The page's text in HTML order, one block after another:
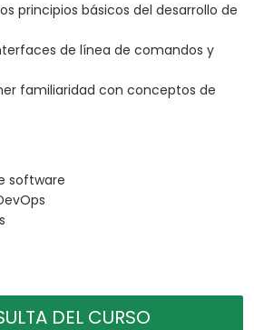
principios básicos del desarrollo de
de línea de comandos y
familiaridad con conceptos de
software
DEL CURSO